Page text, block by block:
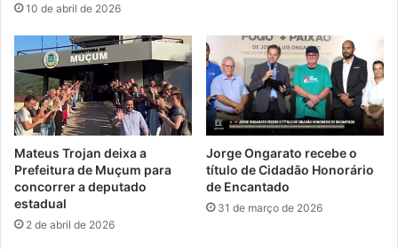
10 de abril de 2026
Mateus Trojan deixa a
Prefeitura de Muçum para
concorrer a deputado
estadual
2 de abril de 2026
Jorge Ongarato recebe o
título de Cidadão Honorário
de Encantado
31 de março de 2026